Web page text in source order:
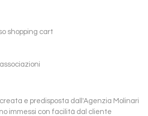
shopping cart
e predisposta dall'Agenzia Molinari
immessi con facilità dal cliente